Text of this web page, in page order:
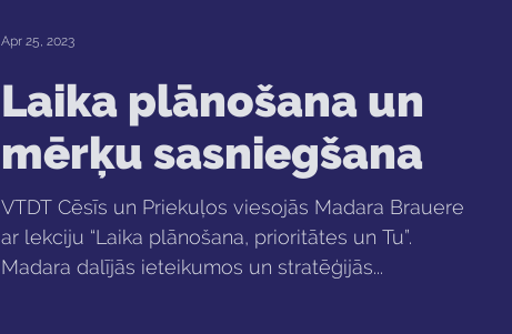
Laika plānošana un
mērķu sasniegšana
VTDT Cēsīs un Priekuļos viesojās Madara Brauere
ar lekciju “Laika plānošana, prioritātes un Tu”.
Madara dalījās ieteikumos un stratēģijās...
Apr 25, 2023